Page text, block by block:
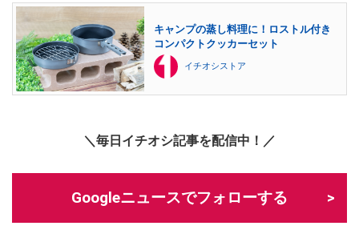
キャンプの蒸し料理に！ロストル付き
コンパクトクッカーセット
イチオシストア
＼毎日イチオシ記事を配信中！／
Googleニュースでフォローする